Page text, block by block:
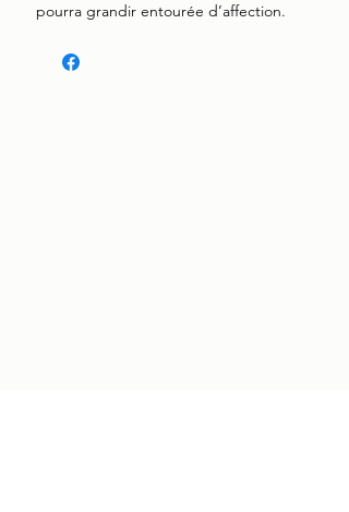
pourra grandir entourée d’affection.